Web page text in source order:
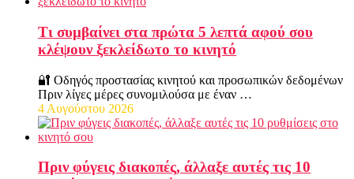
Τι συμβαίνει στα πρώτα 5 λεπτά αφού σου
κλέψουν ξεκλείδωτο το κινητό
🔐 Οδηγός προστασίας κινητού και προσωπικών δεδομένων
Πριν λίγες μέρες συνομιλούσα με έναν …
4 Αυγούστου 2026
Πριν φύγεις διακοπές, άλλαξε αυτές τις 10